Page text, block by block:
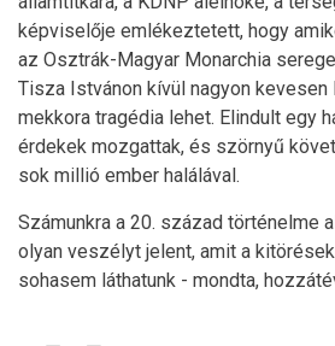
képviselője emlékeztetett, hogy
az Osztrák-Magyar Monarchia
Tisza Istvánon kívül nagyon kevesen
mekkora tragédia lehet. Elindult egy
érdekek mozgattak, és szörnyű
sok millió ember halálával.
Számunkra a 20. század történelme
olyan veszélyt jelent, amit a
sohasem láthatunk - mondta,